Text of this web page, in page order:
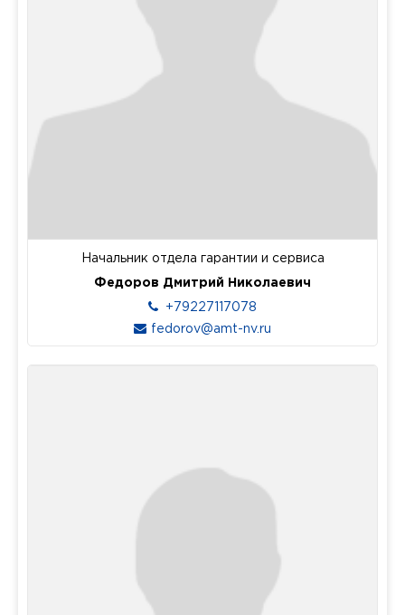
Начальник отдела гарантии и сервиса
Федоров Дмитрий Николаевич
+79227117078
fedorov@amt-nv.ru